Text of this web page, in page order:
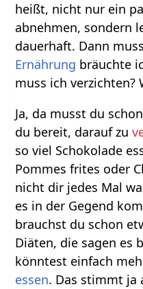
heißt, nicht nur ein
abnehmen, sondern
dauerhaft. Dann
Ernährung bräuchte
muss ich verzichten?
Ja, da musst du
du bereit, darauf zu
so viel Schokolade
Pommes frites oder
nicht dir jedes Mal
es in der Gegend
brauchst du schon
Diäten, die sagen es
könntest einfach
essen. Das stimmt ja